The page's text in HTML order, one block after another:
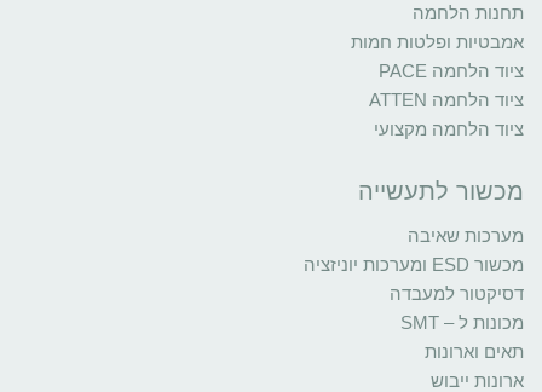
תחנות הלחמה
אמבטיות ופלטות חמות
ציוד הלחמה PACE
ציוד הלחמה ATTEN
ציוד הלחמה מקצועי
מכשור לתעשייה
מערכות שאיבה
מכשור ESD ומערכות יוניזציה
דסיקטור למעבדה
מכונות ל – SMT
תאים וארונות
ארונות ייבוש